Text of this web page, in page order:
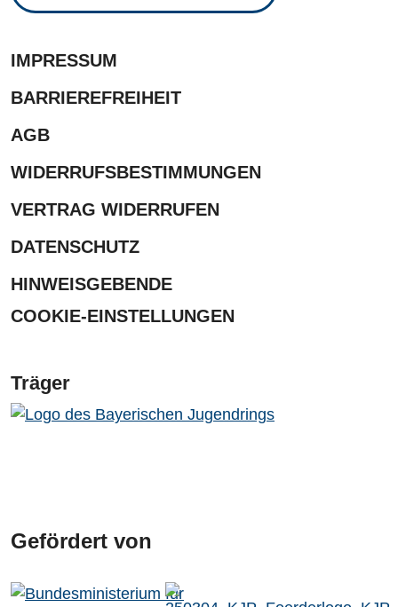
IMPRESSUM
BARRIEREFREIHEIT
AGB
WIDERRUFSBESTIMMUNGEN
VERTRAG WIDERRUFEN
DATENSCHUTZ
HINWEISGEBENDE
COOKIE-EINSTELLUNGEN
Träger
Gefördert von